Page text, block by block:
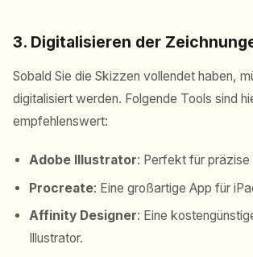
3. Digitalisieren der
Sobald Sie die Skizzen vollendet haben,
digitalisiert werden. Folgende Tools sind
empfehlenswert:
Adobe Illustrator: Perfekt für
Procreate: Eine großartige App für
Affinity Designer: Eine
Illustrator.